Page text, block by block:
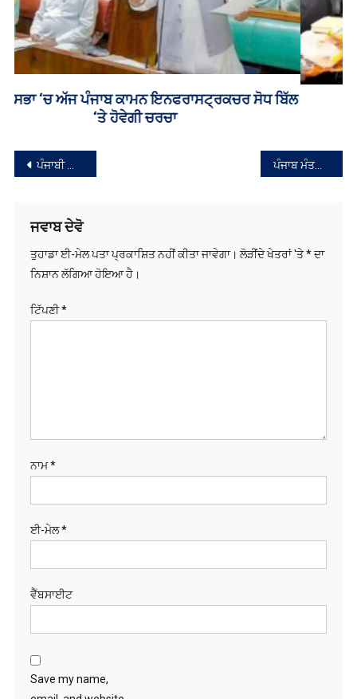
₹35 ਕਰੋੜ ਦੀ ਹੈਰੋਇਨ ਸਣੇ ਤਸਕਰ ਕਾਬੂ
ਸੰਪਾਦਨਾ
ਪੰਜਾਬੀ ਗਾਇਕ ਬੱਬੂ ਮਾਨ ਵੀ ਆਏ ਕਿਸਾਨਾਂ ਦੇ ਹੱਕ ‘ਚ : ਗੀਤ ‘ਧਰਨੇ ਵਾਲੇ’ ਕੀਤਾ ਰਿਲੀਜ਼
ਜਵਾਬ ਦੇਵੋ
ਤੁਹਾਡਾ ਈ-ਮੇਲ ਪਤਾ ਪ੍ਰਕਾਸ਼ਿਤ ਨਹੀਂ ਕੀਤਾ ਜਾਵੇਗਾ। ਲੋੜੀਂਦੇ ਖੇਤਰਾਂ 'ਤੇ
ਨਿਸ਼ਾਨ ਲੱਗਿਆ ਹੋਇਆ ਹੈ।
ਟਿੱਪਣੀ
ਈ-ਮੇਲ
ਵੈੱਬਸਾਈਟ